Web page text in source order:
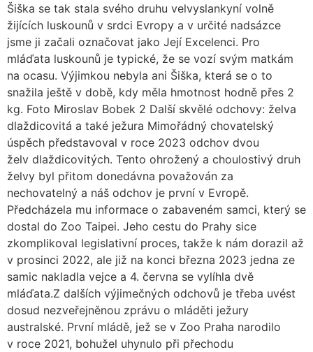
Šiška se tak stala svého druhu velvyslankyní volně
žijících luskounů v srdci Evropy a v určité nadsázce
jsme ji začali označovat jako Její Excelenci. Pro
mláďata luskounů je typické, že se vozí svým matkám
na ocasu. Výjimkou nebyla ani Šiška, která se o to
snažila ještě v době, kdy měla hmotnost hodně přes 2
kg. Foto Miroslav Bobek 2 Další skvělé odchovy: želva
dlaždicovitá a také ježura Mimořádný chovatelský
úspěch představoval v roce 2023 odchov dvou
želv dlaždicovitých. Tento ohrožený a choulostivý druh
želvy byl přitom donedávna považován za
nechovatelný a náš odchov je první v Evropě.
Předcházela mu informace o zabaveném samci, který se
dostal do Zoo Taipei. Jeho cestu do Prahy sice
zkomplikoval legislativní proces, takže k nám dorazil až
v prosinci 2022, ale již na konci března 2023 jedna ze
samic nakladla vejce a 4. června se vylíhla dvě
mláďata.Z dalších výjimečných odchovů je třeba uvést
dosud nezveřejněnou zprávu o mláděti ježury
australské. První mládě, jež se v Zoo Praha narodilo
v roce 2021, bohužel uhynulo při přechodu